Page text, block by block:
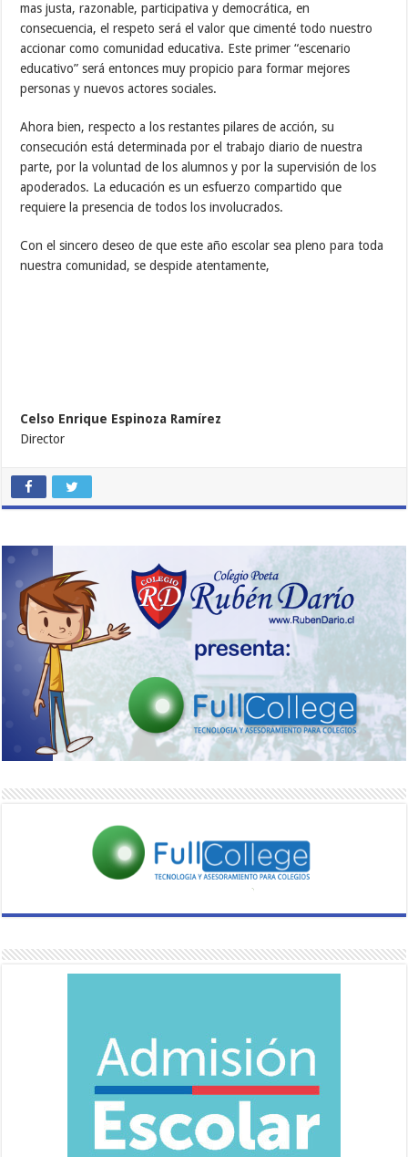
mas justa, razonable, participativa y democrática, en
consecuencia, el respeto será el valor que cimenté todo nuestro
accionar como comunidad educativa. Este primer “escenario
educativo” será entonces muy propicio para formar mejores
personas y nuevos actores sociales.
Ahora bien, respecto a los restantes pilares de acción, su
consecución está determinada por el trabajo diario de nuestra
parte, por la voluntad de los alumnos y por la supervisión de los
apoderados. La educación es un esfuerzo compartido que
requiere la presencia de todos los involucrados.
Con el sincero deseo de que este año escolar sea pleno para toda
nuestra comunidad, se despide atentamente,
Celso Enrique Espinoza Ramírez
Director